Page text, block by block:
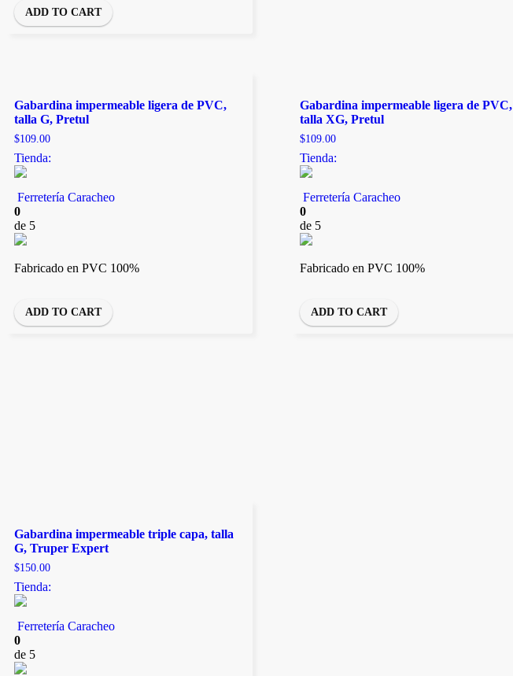
ADD TO CART
Gabardina impermeable ligera de PVC,
talla G, Pretul
$109.00
Tienda:
Ferretería Caracheo
0
de 5
Fabricado en PVC 100%
ADD TO CART
Gabardina impermeable ligera de PVC,
talla XG, Pretul
$109.00
Tienda:
Ferretería Caracheo
0
de 5
Fabricado en PVC 100%
ADD TO CART
Gabardina impermeable triple capa, talla
G, Truper Expert
$150.00
Tienda:
Ferretería Caracheo
0
de 5